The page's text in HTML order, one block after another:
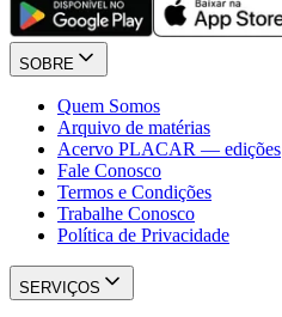
SOBRE
Quem Somos
Arquivo de matérias
Acervo PLACAR — edições
Fale Conosco
Termos e Condições
Trabalhe Conosco
Política de Privacidade
SERVIÇOS